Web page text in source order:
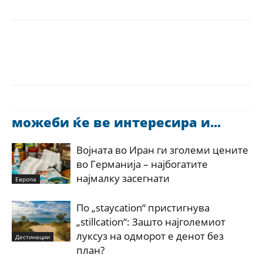
можеби ќе ве интересира и...
Европа
Војната во Иран ги зголеми цените
во Германија – најбогатите
најмалку засегнати
Дестинации
По „staycation“ пристигнува
„stillcation“: Зашто најголемиот
луксуз на одморот е денот без
план?